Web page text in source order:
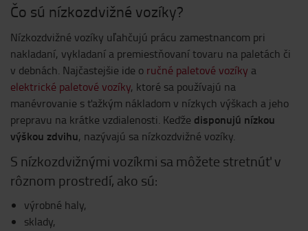
Čo sú nízkozdvižné vozíky?
Nízkozdvižné vozíky uľahčujú prácu zamestnancom pri
nakladaní, vykladaní a premiestňovaní tovaru na paletách či
v debnách. Najčastejšie ide o ručné paletové vozíky a
elektrické paletové vozíky, ktoré sa používajú na
manévrovanie s ťažkým nákladom v nízkych výškach a jeho
prepravu na krátke vzdialenosti. Keďže disponujú nízkou
výškou zdvihu, nazývajú sa nízkozdvižné vozíky.
S nízkozdvižnými vozíkmi sa môžete stretnúť v
rôznom prostredí, ako sú:
výrobné haly,
sklady,